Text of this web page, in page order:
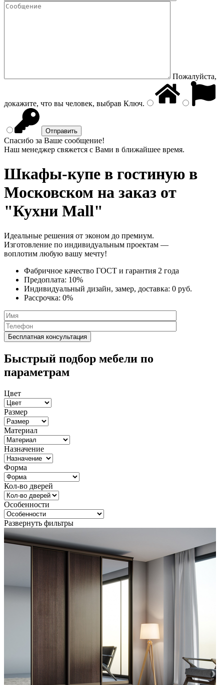
Пожалуйста,
докажите, что вы человек, выбрав Ключ.
Спасибо за Ваше сообщение!
Наш менеджер свяжется с Вами в ближайшее время.
Шкафы-купе в гостиную в
Московском на заказ от
"Кухни Mall"
Идеальные решения от эконом до премиум.
Изготовление по индивидуальным проектам —
воплотим любую вашу мечту!
Фабричное качество ГОСТ и гарантия 2 года
Предоплата: 10%
Индивидуальный дизайн, замер, доставка: 0 руб.
Рассрочка: 0%
Быстрый подбор мебели по
параметрам
Цвет
Размер
Материал
Назначение
Форма
Кол-во дверей
Особенности
Развернуть фильтры